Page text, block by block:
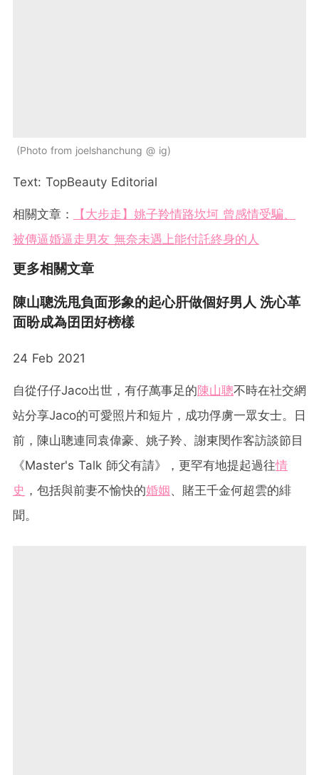
Photo from joelshanchung @ ig
Text: TopBeauty Editorial
相關文章：
【大步走】姚子羚情路坎坷 曾感情受騙、
被傳逼婚逼走男友 無奈未遇上能付託終身的人
更多相關文章
陳山聰洗甩負面形象的起心肝做個好男人 洗心革
面盼成為囝囝好榜樣
24 Feb 2021
自從仔仔Jaco出世，有仔萬事足的陳山聰不時在社交網
站分享Jaco的可愛照片和短片，成功俘虜一眾女士。日
前，陳山聰連同袁偉豪、姚子羚、謝東閔作客訪談節目
《Master's Talk 師父有請》，更罕有地提起過往情
史 ，包括與前妻不愉快的婚姻、賭王千金何超雲的緋
聞。